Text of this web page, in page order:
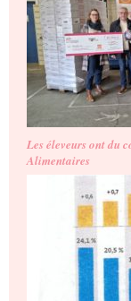
Les éleveurs ont du
Alimentaires